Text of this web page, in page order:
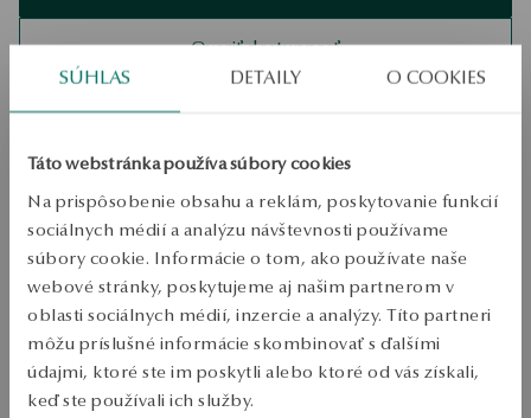
SÚHLAS DETAILY O COOKIES
Táto webstránka používa súbory cookies
Na prispôsobenie obsahu a reklám, poskytovanie funkcií
sociálnych médií a analýzu návštevnosti používame
súbory cookie. Informácie o tom, ako používate naše
webové stránky, poskytujeme aj našim partnerom v
oblasti sociálnych médií, inzercie a analýzy. Títo partneri
môžu príslušné informácie skombinovať s ďalšími
údajmi, ktoré ste im poskytli alebo ktoré od vás získali,
keď ste používali ich služby.
Overiť dostupnosť
Doprava zdarma od 70 EUR
PODROBNOSTI
Typ výrobku: Náušnice
Kov: pozlátené striebro
Punc: 925
Typ spony: Spona
Dekorácia: čierne a bezfarebné krby